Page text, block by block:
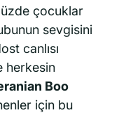
çocuklar
sevgisini
canlısı
herkesin
Boo
için bu